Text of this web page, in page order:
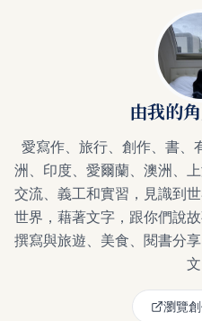
由我的
愛寫作、旅行、創作、書、
洲、印度、愛爾蘭、澳洲、
交流、義工和實習，見識到
世界，藉著文字，跟你們說
撰寫與旅遊、美食、閱書分
文
瀏覽